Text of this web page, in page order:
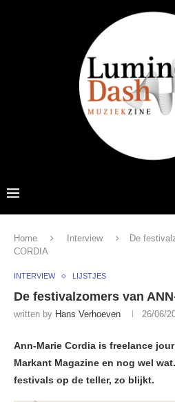
Home Interview
De
CORDIA
INTERVIEW LIJSTJES
De festivalzomers van
written by Hans Verhoeven 26/06/
Ann-Marie Cordia is freelance
Markant Magazine en nog wel
festivals op de teller, zo blijkt.